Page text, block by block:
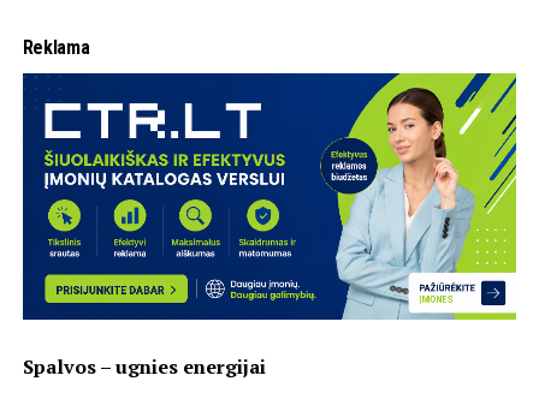
Reklama
Spalvos – ugnies energijai